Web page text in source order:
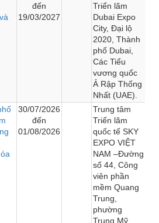
đến
19/03/2027
Triển lãm
Dubai Expo
City, Đại lộ
2020, Thành
phố Dubai,
Các Tiểu
vương quốc
Ả Rập Thống
Nhất (UAE).
30/07/2026
đến
01/08/2026
Trung tâm
Triển lãm
quốc tế SKY
EXPO VIỆT
NAM –Đường
số 44, Công
viên phần
mềm Quang
Trung,
phường
Trung Mỹ